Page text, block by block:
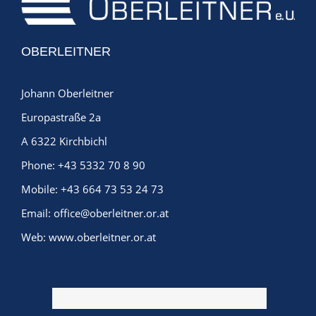
OBERLEITNER
Johann Oberleitner
Europastraße 2a
A 6322 Kirchbichl
Phone: +43 5332 70 8 90
Mobile: +43 664 73 53 24 73
Email: office@oberleitner.or.at
Web: www.oberleitner.or.at